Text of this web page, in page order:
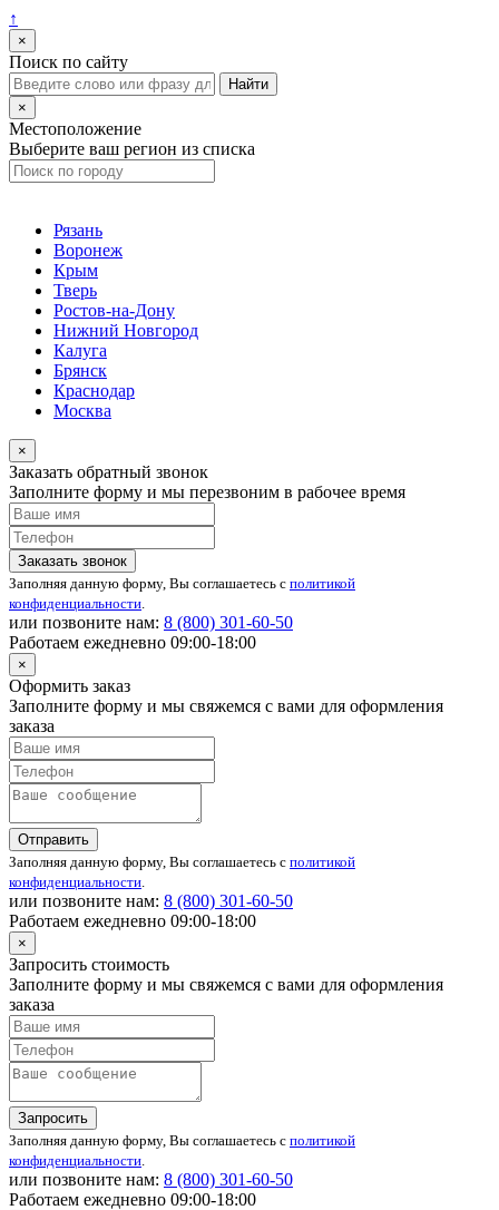
↑
×
Поиск по сайту
×
Местоположение
Выберите ваш регион из списка
Рязань
Воронеж
Крым
Тверь
Ростов-на-Дону
Нижний Новгород
Калуга
Брянск
Краснодар
Москва
×
Заказать обратный звонок
Заполните форму и мы перезвоним в рабочее время
Заказать звонок
Заполняя данную форму, Вы соглашаетесь с политикой
конфиденциальности.
или позвоните нам: 8 (800) 301-60-50
Работаем ежедневно 09:00-18:00
×
Оформить заказ
Заполните форму и мы свяжемся с вами для оформления
заказа
Отправить
Заполняя данную форму, Вы соглашаетесь с политикой
конфиденциальности.
или позвоните нам: 8 (800) 301-60-50
Работаем ежедневно 09:00-18:00
×
Запросить стоимость
Заполните форму и мы свяжемся с вами для оформления
заказа
Запросить
Заполняя данную форму, Вы соглашаетесь с политикой
конфиденциальности.
или позвоните нам: 8 (800) 301-60-50
Работаем ежедневно 09:00-18:00